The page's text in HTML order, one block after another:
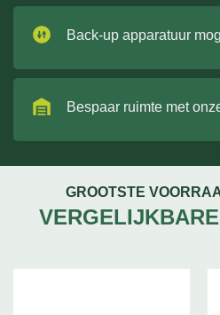
Back-up apparatuur
Bespaar ruimte met
GROOTSTE